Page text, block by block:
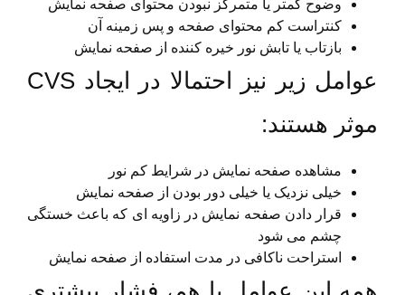
وضوح کمتر یا متمرکز نبودن محتوای صفحه نمایش
کنتراست کم محتوای صفحه و پس زمینه آن
بازتاب یا تابش نور خیره کننده از صفحه نمایش
عوامل زیر نیز احتمالا در ایجاد CVS
موثر هستند:
مشاهده صفحه نمایش در شرایط کم نور
خیلی نزدیک یا خیلی دور بودن از صفحه نمایش
قرار دادن صفحه نمایش در زاویه ای که باعث خستگی
چشم می شود
استراحت ناکافی در مدت استفاده از صفحه نمایش